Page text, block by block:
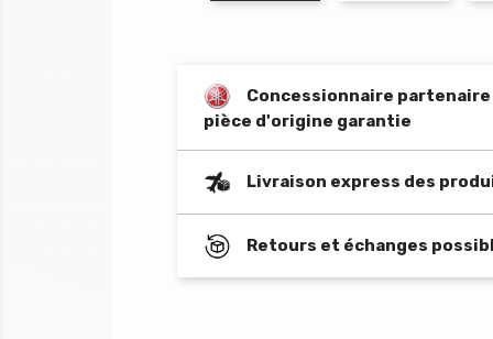
Concessionnaire partenaire
pièce d'origine garantie
Livraison express des
Retours et échanges